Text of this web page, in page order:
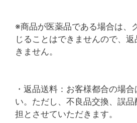
※商品が医薬品である場合は、
じることはできませんので、
きません。
・返品送料：お客様都合の場
い。ただし、不良品交換、誤
担とさせていただきます。